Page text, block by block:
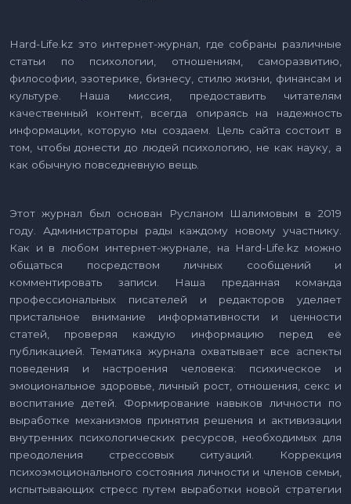
Hard-Life.kz это интернет-журнал, где собраны различные
статьи по психологии, отношениям, саморазвитию,
философии, эзотерике, бизнесу, стилю жизни, финансам и
культуре. Наша миссия, предоставить читателям
качественный контент, всегда опираясь на надежность
информации, которую мы создаем. Цель сайта состоит в
том, чтобы донести до людей психологию, не как науку, а
как обычную повседневную вещь.
Этот журнал был основан Русланом Шалимовым в 2019
году. Администраторы рады каждому новому участнику.
Как и в любом интернет-журнале, на Hard-Life.kz можно
общаться посредством личных сообщений и
комментировать записи. Наша преданная команда
профессиональных писателей и редакторов уделяет
пристальное внимание информативности и ценности
статей, проверяя каждую информацию перед её
публикацией. Тематика журнала охватывает все аспекты
поведения и настроения человека: психическое и
эмоциональное здоровье, личный рост, отношения, секс и
воспитание детей. Формирование навыков личности по
выработке механизмов принятия решения и активизации
внутренних психологических ресурсов, необходимых для
преодоления стрессовых ситуаций. Коррекция
психоэмоционального состояния личности и членов семьи,
испытывающих стресс путем выработки новой стратегии